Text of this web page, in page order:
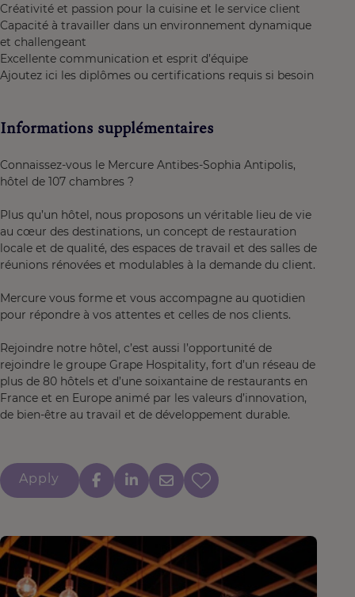
Créativité et passion pour la cuisine et le service client
Capacité à travailler dans un environnement dynamique
et challengeant
Excellente communication et esprit d’équipe
Ajoutez ici les diplômes ou certifications requis si besoin
Informations supplémentaires
Connaissez-vous le Mercure Antibes-Sophia Antipolis,
hôtel de 107 chambres ?
Plus qu’un hôtel, nous proposons un véritable lieu de vie
au cœur des destinations, un concept de restauration
locale et de qualité, des espaces de travail et des salles de
réunions rénovées et modulables à la demande du client.
Mercure vous forme et vous accompagne au quotidien
pour répondre à vos attentes et celles de nos clients.
Rejoindre notre hôtel, c’est aussi l’opportunité de
rejoindre le groupe Grape Hospitality, fort d’un réseau de
plus de 80 hôtels et d’une soixantaine de restaurants en
France et en Europe animé par les valeurs d’innovation,
de bien-être au travail et de développement durable.
Apply